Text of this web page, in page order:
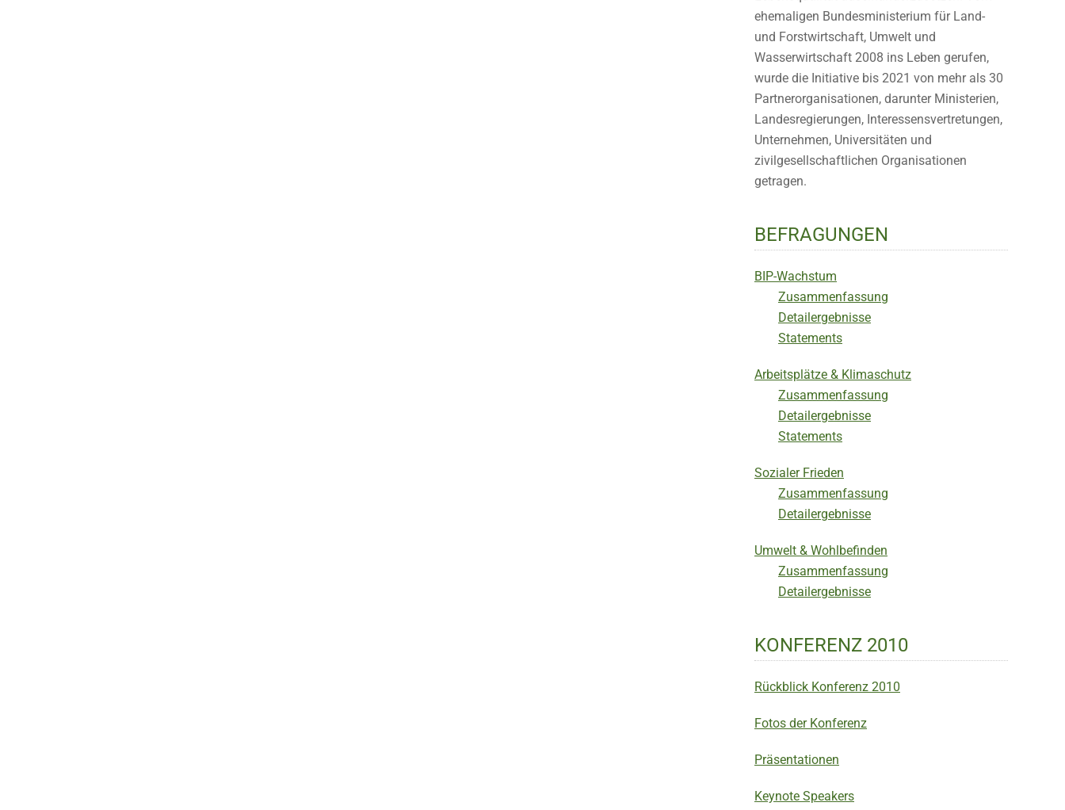
ehemaligen Bundesministerium für Land-
und Forstwirtschaft, Umwelt und
Wasserwirtschaft 2008 ins Leben gerufen,
wurde die Initiative bis 2021 von mehr als 30
Partnerorganisationen, darunter Ministerien,
Landesregierungen, Interessensvertretungen,
Unternehmen, Universitäten und
zivilgesellschaftlichen Organisationen
getragen.
BEFRAGUNGEN
BIP-Wachstum
Zusammenfassung
Detailergebnisse
Statements
Arbeitsplätze & Klimaschutz
Zusammenfassung
Detailergebnisse
Statements
Sozialer Frieden
Zusammenfassung
Detailergebnisse
Umwelt & Wohlbefinden
Zusammenfassung
Detailergebnisse
KONFERENZ 2010
Rückblick Konferenz 2010
Fotos der Konferenz
Präsentationen
Keynote Speakers